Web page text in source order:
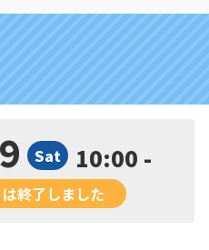
Sat
10:00 -
終了しました